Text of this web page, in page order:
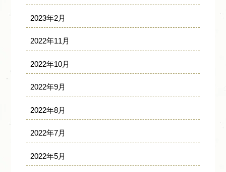
2023年2月
2022年11月
2022年10月
2022年9月
2022年8月
2022年7月
2022年5月